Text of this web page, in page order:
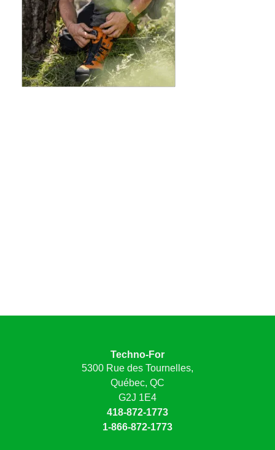
Techno-For
5300 Rue des Tournelles,
Québec, QC
G2J 1E4
418-872-1773
1-866-872-1773